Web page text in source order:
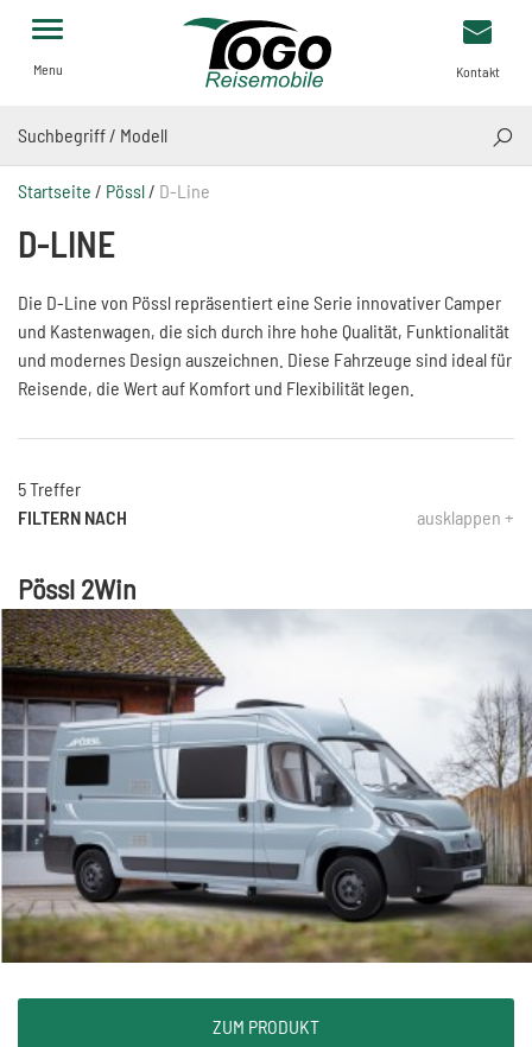
Menu Kontakt
Startseite / Pössl/ D-Line
D-LINE
Die D-Line von Pössl repräsentiert eine Serie innovativer Camper
und Kastenwagen, die sich durch ihre hohe Qualität, Funktionalität
und modernes Design auszeichnen. Diese Fahrzeuge sind ideal für
Reisende, die Wert auf Komfort und Flexibilität legen.
FILTERN NACH ausklappen +
5 Treffer
Pössl 2Win
ZUM PRODUKT